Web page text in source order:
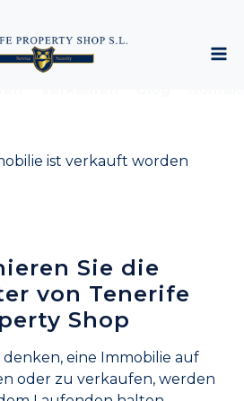
ist verkauft worden
Sie die
von Tenerife
Shop
denken, eine Immobilie auf
oder zu verkaufen, werden